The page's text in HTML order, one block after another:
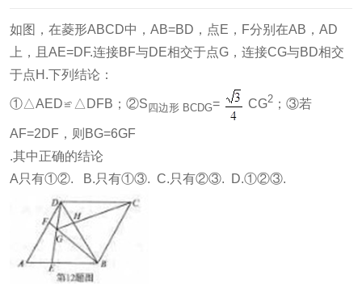
如图，在菱形ABCD中，AB=BD，点E，F分别在AB，AD
上，且AE=DF.连接BF与DE相交于点G，连接CG与BD相交
于点H.下列结论：
①△AED≌△DFB；②S 四边形 BCDG= CG2 ；③若
AF=2DF，则BG=6GF
.其中正确的结论
A只有①②. B.只有①③. C.只有②③. D.①②③.